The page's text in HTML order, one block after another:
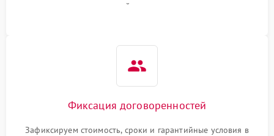
гарантийные условия
Фиксация договоренностей
Зафиксируем стоимость, сроки и гарантийные условия в